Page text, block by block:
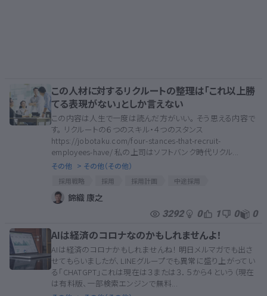
この人材に対するリクルートの整理は「これ以上勝
てる表現がない」としか言えない
この内容は人生で一度は読んだ方がいい。 そう思える内容で
す。 リクルートの６つのスキル・４つのスタンス
https://jobotaku.com/four-stances-that-recruit-
employees-have/ 私の上司はソフトバンク時代リクル...
その他 > その他（その他）
採用戦略 採用 採用計画
中途採用
新卒採用
人材の育成
人材育成
リクルートの教え
錦織 康之
3292 0 1 0 0
AIは経済のコロナなのかもしれませんよ！
AIは経済のコロナかもしれませんね！ 明日メルマガでも出さ
せてもらいましたが、LINEグループでも異常に盛り上がってい
る「CHATGPT」これは現在は３または３．５から４という（現在
は有料版、一部検索エンジンで無料...